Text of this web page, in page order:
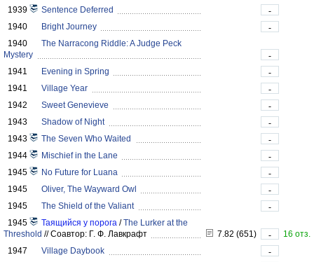
1939
Sentence Deferred
-
1940
Bright Journey
-
1940
The Narracong Riddle: A Judge Peck
Mystery
-
1941
Evening in Spring
-
1941
Village Year
-
1942
Sweet Genevieve
-
1943
Shadow of Night
-
1943
The Seven Who Waited
-
1944
Mischief in the Lane
-
1945
No Future for Luana
-
1945
Oliver, The Wayward Owl
-
1945
The Shield of the Valiant
-
1945
Таящийся у порога /The Lurker at the
Threshold //Соавтор: Г. Ф. Лавкрафт 7.82 (651) -
16 отз.
1947
Village Daybook
-